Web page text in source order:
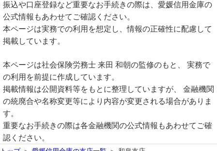
振込や口座登録など重要なお手続きの際は、愛媛信用金庫の
公式情報もあわせてご確認ください。
本ページは実務での利用を想定し、情報の正確性に配慮して
掲載しています。
本ページは社会保険労務士 来田 和朝の監修のもと、 実務で
の利用を前提に作成しています。
掲載情報は公開資料等をもとに整理していますが、 金融機関
の統廃合や名称変更等により内容が変更される場合がありま
す。
重要なお手続きの際は各金融機関の公式情報もあわせてご確
認ください。